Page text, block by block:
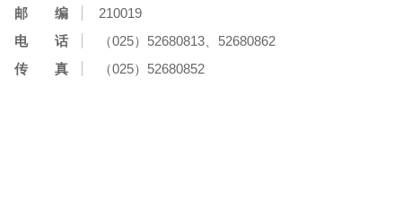
邮 编
210019
电 话
（025）52680813、52680862
传 真
（025）52680852